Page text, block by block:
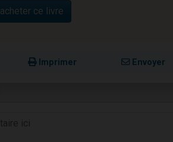
acheter ce livre
Imprimer Envoyer